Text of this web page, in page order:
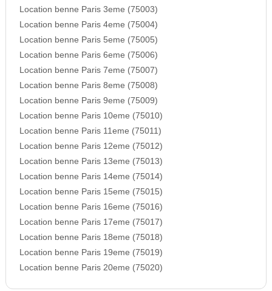
Location benne Paris 3eme (75003)
Location benne Paris 4eme (75004)
Location benne Paris 5eme (75005)
Location benne Paris 6eme (75006)
Location benne Paris 7eme (75007)
Location benne Paris 8eme (75008)
Location benne Paris 9eme (75009)
Location benne Paris 10eme (75010)
Location benne Paris 11eme (75011)
Location benne Paris 12eme (75012)
Location benne Paris 13eme (75013)
Location benne Paris 14eme (75014)
Location benne Paris 15eme (75015)
Location benne Paris 16eme (75016)
Location benne Paris 17eme (75017)
Location benne Paris 18eme (75018)
Location benne Paris 19eme (75019)
Location benne Paris 20eme (75020)